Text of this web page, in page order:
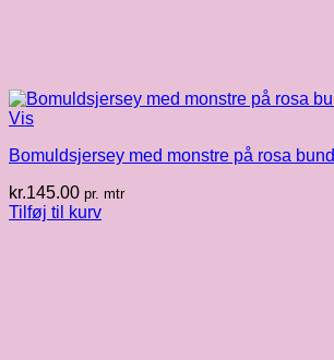
Vis
Bomuldsjersey med monstre på rosa bund
kr.145.00 pr. mtr
Tilføj til kurv